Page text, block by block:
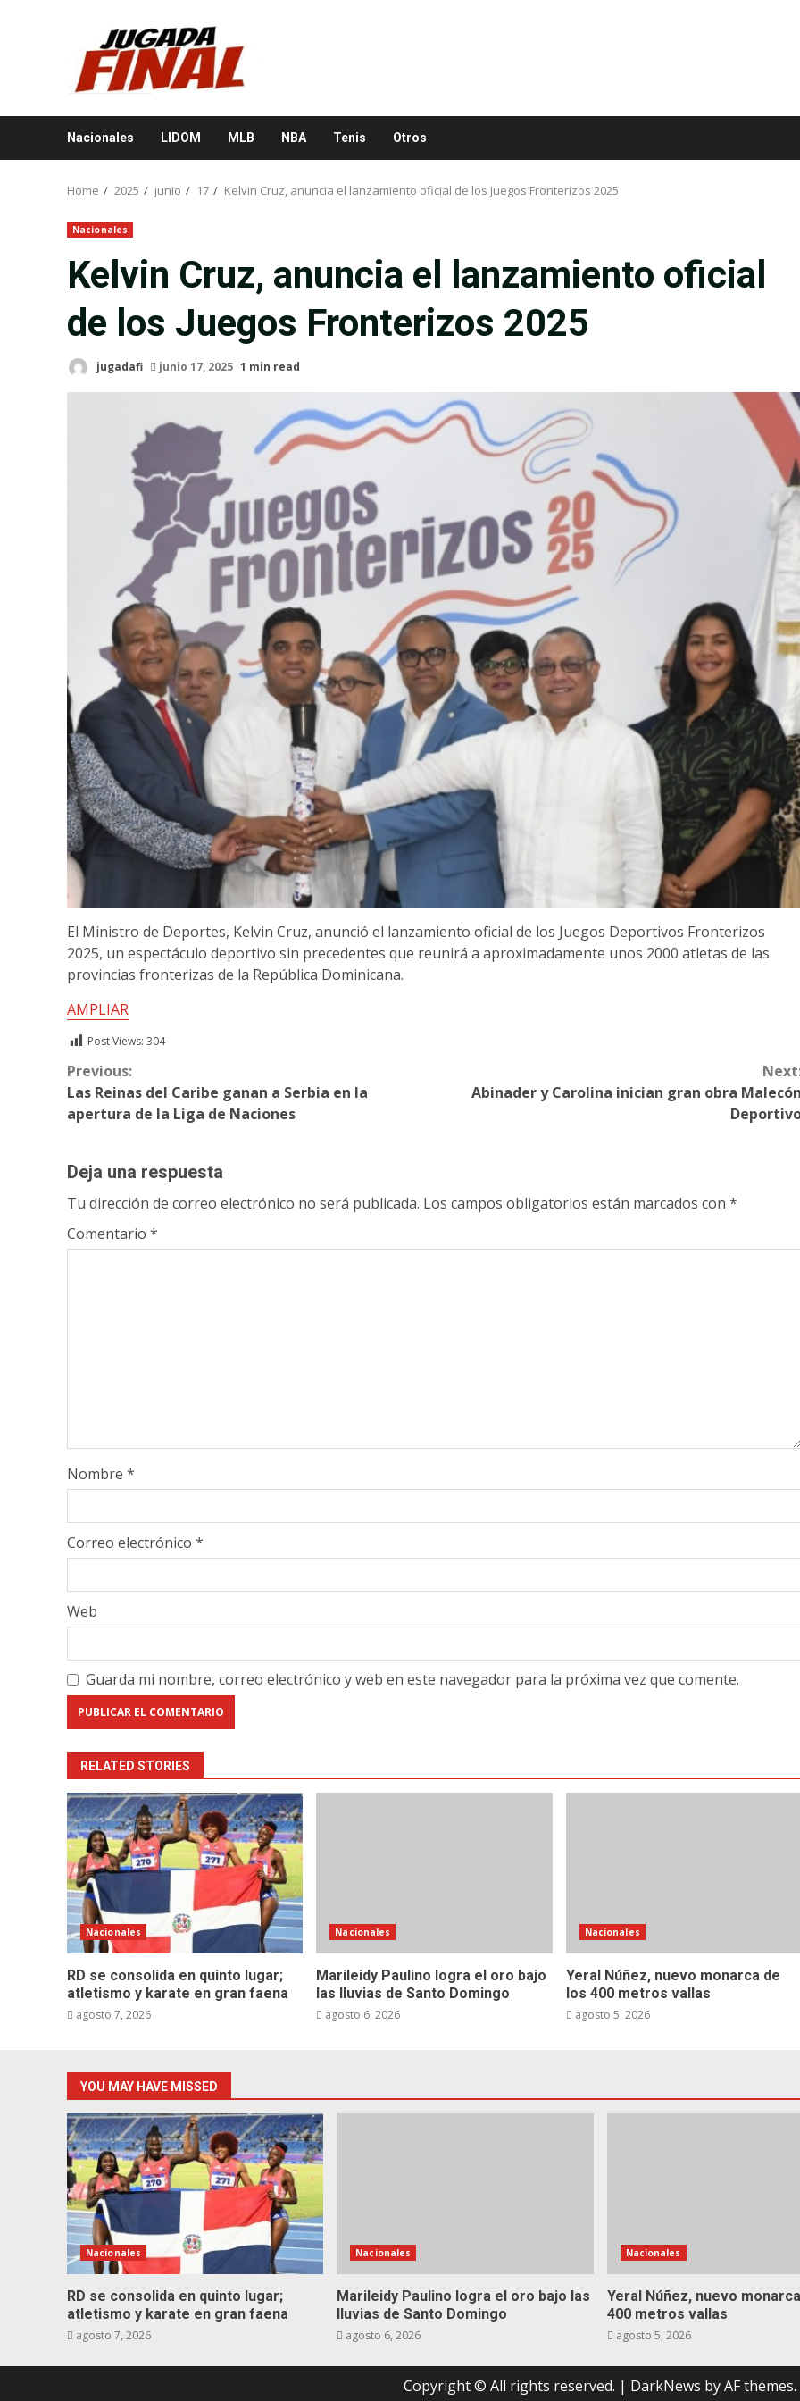
Nacionales LIDOM MLB NBA Tenis Otros
Home 2025 junio 17 Kelvin Cruz, anuncia el lanzamiento oficial de los Juegos Fronterizos 2025
Nacionales
Kelvin Cruz, anuncia el lanzamiento oficial
de los Juegos Fronterizos 2025
jugadafi junio 17, 2025 1 min read
El Ministro de Deportes, Kelvin Cruz, anunció el lanzamiento oficial de los Juegos Deportivos Fronterizos
2025, un espectáculo deportivo sin precedentes que reunirá a aproximadamente unos 2000 atletas de las
provincias fronterizas de la República Dominicana.
AMPLIAR
Post Views: 304
Continue
Reading
Previous:
Las Reinas del Caribe ganan a Serbia en la
apertura de la Liga de Naciones
Abinader y Carolina inician gran obra Malecón
Deja una respuesta
Tu dirección de correo electrónico no será publicada. Los campos obligatorios están marcados con *
Comentario *
Nombre *
Correo electrónico *
Web
Guarda mi nombre, correo electrónico y web en este navegador para la próxima vez que comente.
RELATED STORIES
Nacionales
RD se consolida en quinto lugar;
atletismo y karate en gran faena
agosto 7, 2026
Nacionales
Marileidy Paulino logra el oro bajo
las lluvias de Santo Domingo
agosto 6, 2026
Nacionales
Yeral Núñez, nuevo monarca de
los 400 metros vallas
agosto 5, 2026
YOU MAY HAVE MISSED
Nacionales
RD se consolida en quinto lugar;
atletismo y karate en gran faena
agosto 7, 2026
Nacionales
Marileidy Paulino logra el oro bajo las
lluvias de Santo Domingo
agosto 6, 2026
Nacionales
Yeral Núñez, nuevo
400 metros vallas
agosto 5, 2026
Copyright © All rights reserved. | DarkNews by AF themes.